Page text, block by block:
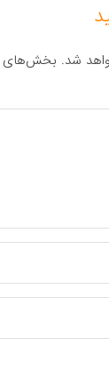
شد. بخش‌های